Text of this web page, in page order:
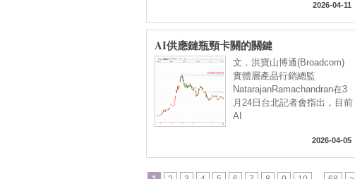
2026-04-11
AI供應鏈瓶頸卡關的關鍵
文．洪寶山博通(Broadcom)
實體層產品行銷總監
NatarajanRamachandran在3
月24日台北記者會指出，目前
AI
2026-04-05